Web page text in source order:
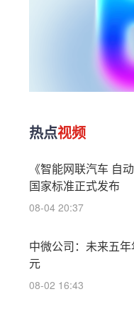
热点视频
《智能网联汽车 自
国家标准正式发布
08-04 20:37
中微公司：未来五
元
08-02 16:43